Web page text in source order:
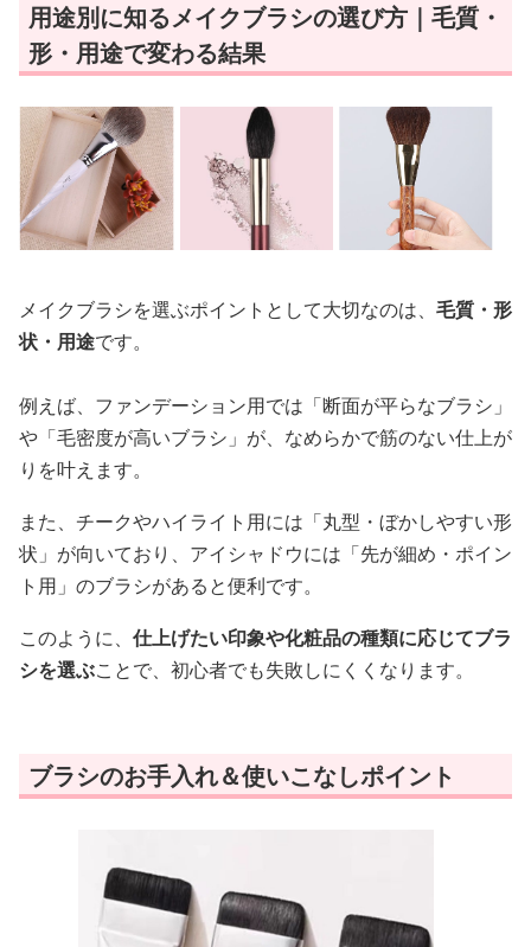
用途別に知るメイクブラシの選び方｜毛質・
形・用途で変わる結果
メイクブラシを選ぶポイントとして大切なのは、 毛質・形
状・用途です。
例えば、ファンデーション用では「断面が平らなブラシ」
や「毛密度が高いブラシ」が、なめらかで筋のない仕上が
りを叶えます。
また、チークやハイライト用には「丸型・ぼかしやすい形
状」が向いており、アイシャドウには「先が細め・ポイン
ト用」のブラシがあると便利です。
このように、 仕上げたい印象や化粧品の種類に応じてブラ
シを選ぶことで、初心者でも失敗しにくくなります。
ブラシのお手入れ＆使いこなしポイント